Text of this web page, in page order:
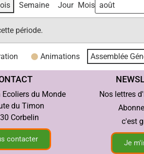
Semaine Jour Mois
période.
Animations Assemblée
du Monde
du Timon
Corbelin
contacter
Nos lettres
c'est
Je